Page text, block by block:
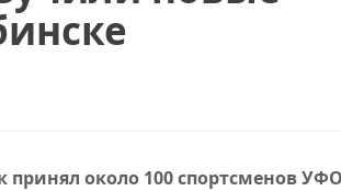
принял около 100 спортсменов